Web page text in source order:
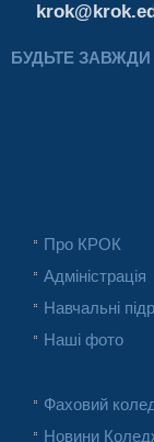
БУДЬТЕ
Про КРОК
Адміністрація
Навчальні
Наші фото
Фаховий
Новини